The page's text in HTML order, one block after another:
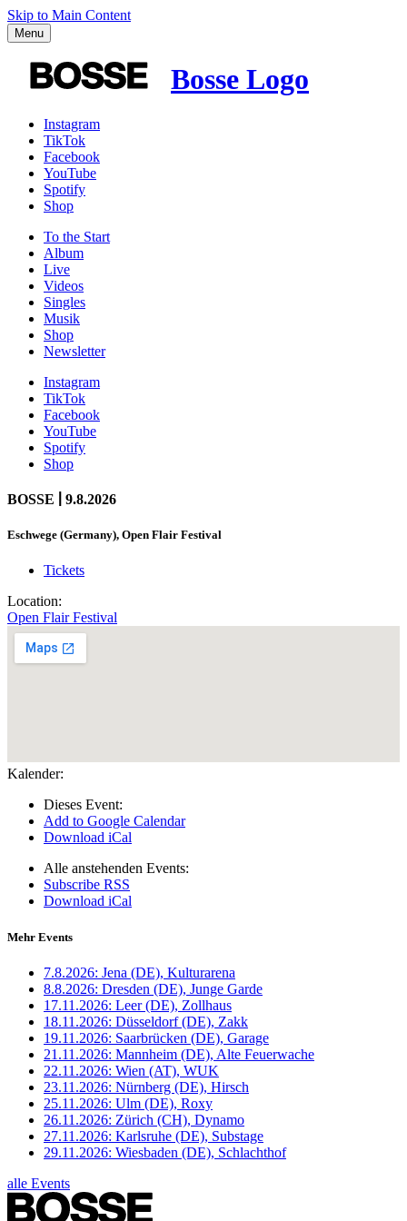
Skip to Main Content
Menu
Bosse Logo
Instagram
TikTok
Facebook
YouTube
Spotify
Shop
To the Start
Album
Live
Videos
Singles
Musik
Shop
News­letter
Instagram
TikTok
Facebook
YouTube
Spotify
Shop
BOSSE 9.8.2026
Eschwege (Germany), Open Flair Festival
Tickets
Location:
Open Flair Festival
Kalender:
Dieses Event:
Add to Google Calendar
Download iCal
Alle anstehenden Events:
Subscribe RSS
Download iCal
Mehr Events
7.8.2026: Jena (DE), Kulturarena
8.8.2026: Dresden (DE), Junge Garde
17.11.2026: Leer (DE), Zollhaus
18.11.2026: Düsseldorf (DE), Zakk
19.11.2026: Saarbrücken (DE), Garage
21.11.2026: Mannheim (DE), Alte Feuerwache
22.11.2026: Wien (AT), WUK
23.11.2026: Nürnberg (DE), Hirsch
25.11.2026: Ulm (DE), Roxy
26.11.2026: Zürich (CH), Dynamo
27.11.2026: Karlsruhe (DE), Substage
29.11.2026: Wiesbaden (DE), Schlachthof
alle Events